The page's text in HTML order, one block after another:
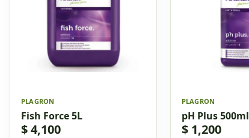
PLAGRON
Fish Force 5L
$ 4,100
PLAGRON
pH Plus 500ml
$ 1,200